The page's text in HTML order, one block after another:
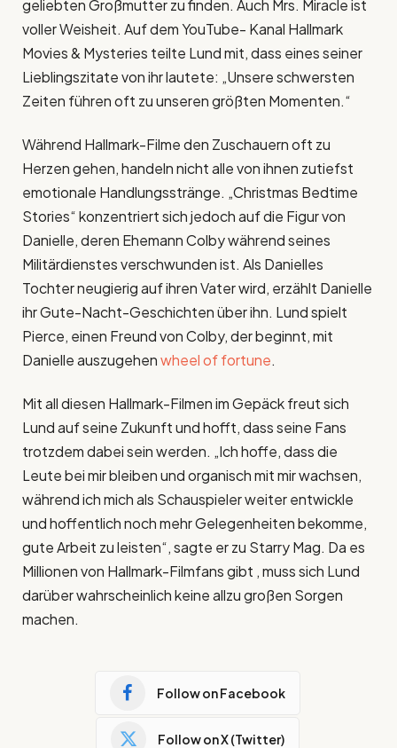
geliebten Großmutter zu finden. Auch Mrs. Miracle ist
voller Weisheit. Auf dem YouTube- Kanal Hallmark
Movies & Mysteries teilte Lund mit, dass eines seiner
Lieblingszitate von ihr lautete: „Unsere schwersten
Zeiten führen oft zu unseren größten Momenten.“
Während Hallmark-Filme den Zuschauern oft zu
Herzen gehen, handeln nicht alle von ihnen zutiefst
emotionale Handlungsstränge. „Christmas Bedtime
Stories“ konzentriert sich jedoch auf die Figur von
Danielle, deren Ehemann Colby während seines
Militärdienstes verschwunden ist. Als Danielles
Tochter neugierig auf ihren Vater wird, erzählt Danielle
ihr Gute-Nacht-Geschichten über ihn. Lund spielt
Pierce, einen Freund von Colby, der beginnt, mit
Danielle auszugehenwheel of fortune.
Mit all diesen Hallmark-Filmen im Gepäck freut sich
Lund auf seine Zukunft und hofft, dass seine Fans
trotzdem dabei sein werden. „Ich hoffe, dass die
Leute bei mir bleiben und organisch mit mir wachsen,
während ich mich als Schauspieler weiter entwickle
und hoffentlich noch mehr Gelegenheiten bekomme,
gute Arbeit zu leisten“, sagte er zu Starry Mag. Da es
Millionen von Hallmark-Filmfans gibt , muss sich Lund
darüber wahrscheinlich keine allzu großen Sorgen
machen.
Follow on Facebook
Follow on X (Twitter)